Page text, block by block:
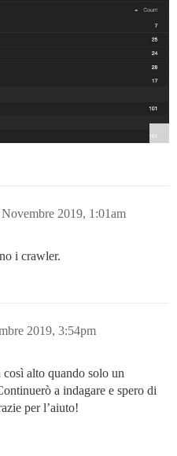
2019, 1:01am
i crawler.
2019, 3:54pm
così alto quando solo un
a indagare e spero di
per l’aiuto!